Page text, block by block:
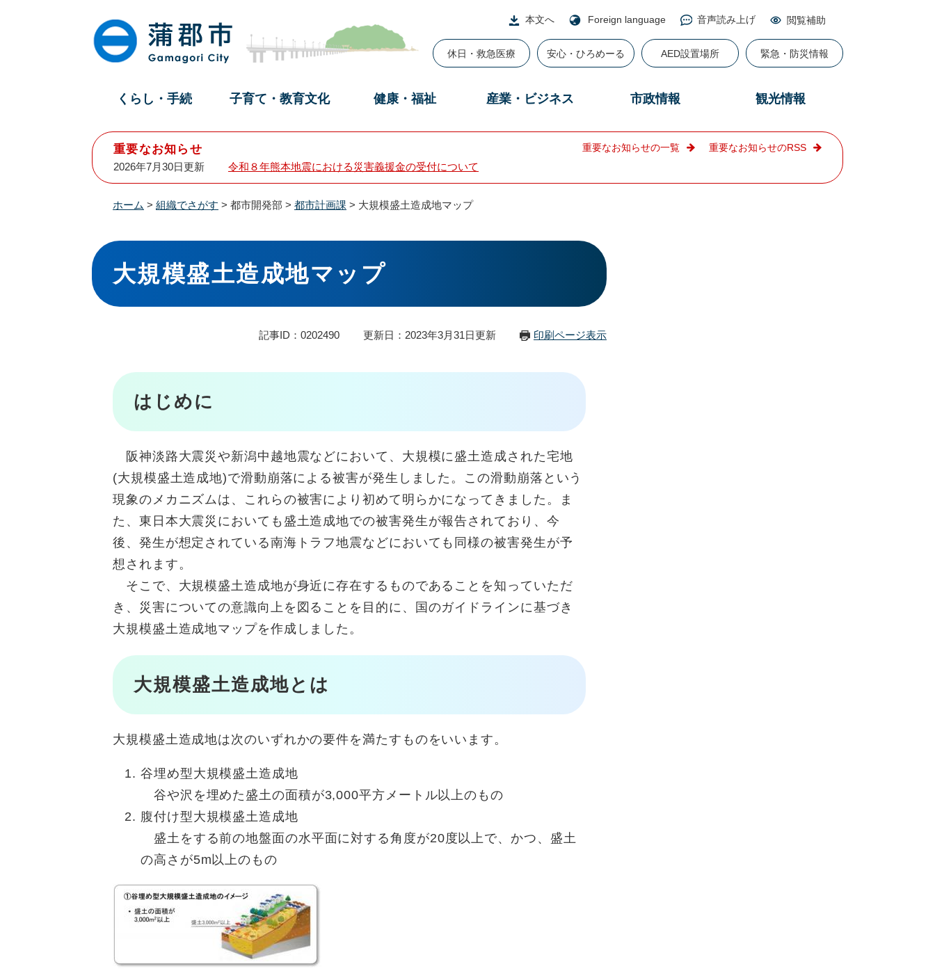
本文へ Foreign language 音声読み上げ 閲覧補助
休日・救急医療 安心・ひろめーる AED設置場所 緊急・防災情報
くらし・手続 子育て・教育文化 健康・福祉 産業・ビジネス 市政情報 観光情報
重要なお知らせ
2026年7月30日更新 令和８年熊本地震における災害義援金の受付について
重要なお知らせの一覧 重要なお知らせのRSS
ホーム > 組織でさがす > 都市開発部 > 都市計画課 > 大規模盛土造成地マップ
本
文
大規模盛土造成地マップ
記事ID：0202490 更新日：2023年3月31日更新 印刷ページ表示
はじめに
阪神淡路大震災や新潟中越地震などにおいて、大規模に盛土造成された宅地
(大規模盛土造成地)で滑動崩落による被害が発生しました。この滑動崩落という
現象のメカニズムは、これらの被害により初めて明らかになってきました。ま
た、東日本大震災においても盛土造成地での被害発生が報告されており、今
後、発生が想定されている南海トラフ地震などにおいても同様の被害発生が予
想されます。
そこで、大規模盛土造成地が身近に存在するものであることを知っていただ
き、災害についての意識向上を図ることを目的に、国のガイドラインに基づき
大規模盛土造成地マップを作成しました。
大規模盛土造成地とは
大規模盛土造成地は次のいずれかの要件を満たすものをいいます。
谷埋め型大規模盛土造成地
谷や沢を埋めた盛土の面積が3,000平方メートル以上のもの
腹付け型大規模盛土造成地
盛土をする前の地盤面の水平面に対する角度が20度以上で、かつ、盛土
の高さが5m以上のもの